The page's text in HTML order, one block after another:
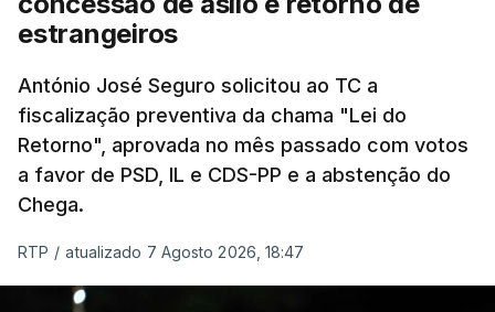
chegam a quem mais necessita, estaremos a dar
um passo na direção certa", argumenta o
Presidente da República.
Assegurar que "ninguém é
prejudicado"
O Preisdente deixa, no entanto, deixa alguns
estrangeiros
António José Seguro solicitou ao TC a
fiscalização preventiva da chama "Lei do
Retorno", aprovada no mês passado com votos
a favor de PSD, IL e CDS-PP e a abstenção do
Chega.
RTP / atualizado 7 Agosto 2026, 18:47